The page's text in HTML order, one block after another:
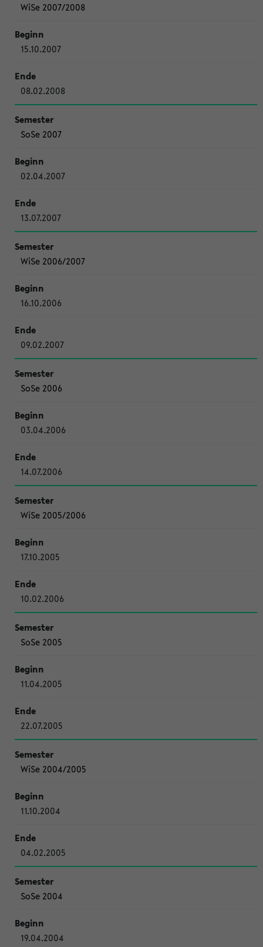
WiSe 2007/2008
15.10.2007
08.02.2008
SoSe 2007
02.04.2007
13.07.2007
WiSe 2006/2007
16.10.2006
09.02.2007
SoSe 2006
03.04.2006
14.07.2006
WiSe 2005/2006
17.10.2005
10.02.2006
SoSe 2005
11.04.2005
22.07.2005
WiSe 2004/2005
11.10.2004
04.02.2005
SoSe 2004
19.04.2004